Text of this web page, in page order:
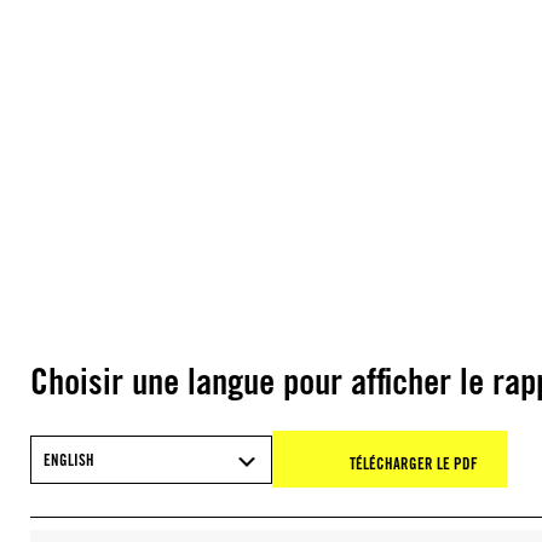
Choisir une langue pour afficher le
ENGLISH TÉLÉCHARGER LE PDF